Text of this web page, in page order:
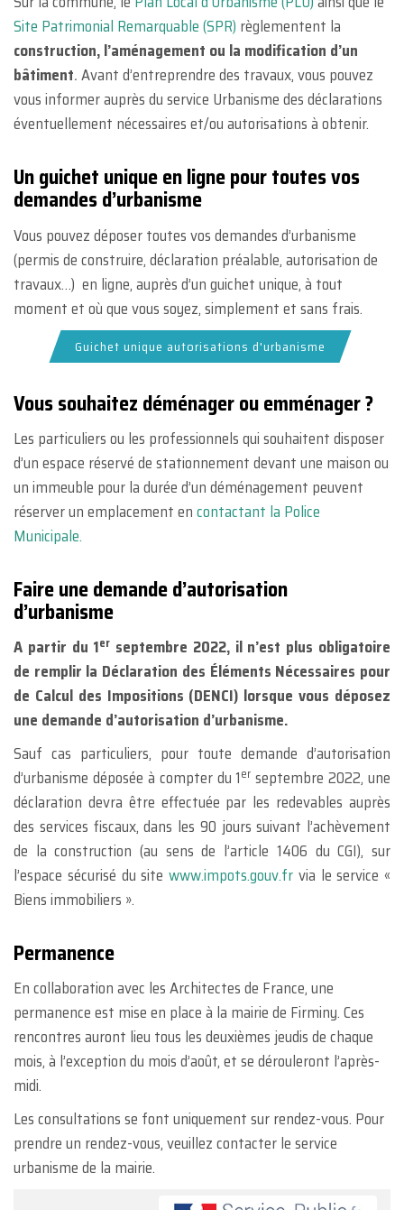
Site Patrimonial Remarquable (SPR) règlementent la
construction, l’aménagement ou la modification d’un
bâtiment.Avant d’entreprendre des travaux, vous pouvez
vous informer auprès du service Urbanisme des déclarations
éventuellement nécessaires et/ou autorisations à obtenir.
Un guichet unique en ligne pour toutes vos
demandes d’urbanisme
Vous pouvez déposer toutes vos demandes d’urbanisme
(permis de construire, déclaration préalable, autorisation de
travaux…) en ligne, auprès d’un guichet unique, à tout
moment et où que vous soyez, simplement et sans frais.
Guichet unique autorisations d'urbanisme
Vous souhaitez déménager ou emménager ?
Les particuliers ou les professionnels qui souhaitent disposer
d’un espace réservé de stationnement devant une maison ou
un immeuble pour la durée d’un déménagement peuvent
réserver un emplacement encontactant la Police
Municipale.
Faire une demande d’autorisation
d’urbanisme
A partir du 1er septembre 2022, il n’est plus obligatoire
de remplir la Déclaration des Éléments Nécessaires pour
de Calcul des Impositions (DENCI) lorsque vous déposez
une demande d’autorisation d’urbanisme.
Sauf cas particuliers, pour toute demande d’autorisation
d’urbanisme déposée à compter du 1er septembre 2022, une
déclaration devra être effectuée par les redevables auprès
des services fiscaux, dans les 90 jours suivant l’achèvement
de la construction (au sens de l’article 1406 du CGI), sur
l’espace sécurisé du site www.impots.gouv.fr via le service «
Biens immobiliers ».
Permanence
En collaboration avec les Architectes de France, une
permanence est mise en place à la mairie de Firminy. Ces
rencontres auront lieu tous les deuxièmes jeudis de chaque
mois, à l’exception du mois d’août, et se dérouleront l’après-
midi.
Les consultations se font uniquement sur rendez-vous. Pour
prendre un rendez-vous, veuillez contacter le service
urbanisme de la mairie.